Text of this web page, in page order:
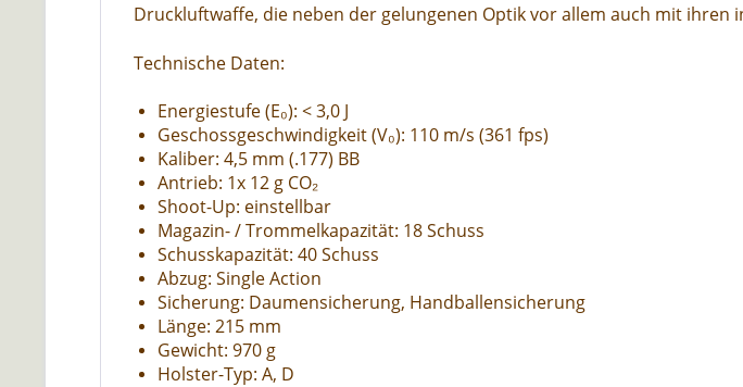
Druckluftwaffe, die neben der gelungenen Optik vor allem auch mit ihren
Technische Daten:
Energiestufe (E₀): < 3,0 J
Geschossgeschwindigkeit (V₀): 110 m/s (361 fps)
Kaliber: 4,5 mm (.177) BB
Antrieb: 1x 12 g CO₂
Shoot-Up: einstellbar
Magazin- / Trommelkapazität: 18 Schuss
Schusskapazität: 40 Schuss
Abzug: Single Action
Sicherung: Daumensicherung, Handballensicherung
Länge: 215 mm
Gewicht: 970 g
Holster-Typ: A, D